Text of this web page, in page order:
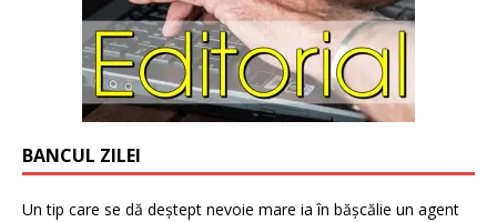
BANCUL ZILEI
Un tip care se dă deștept nevoie mare ia în bășcălie un agent